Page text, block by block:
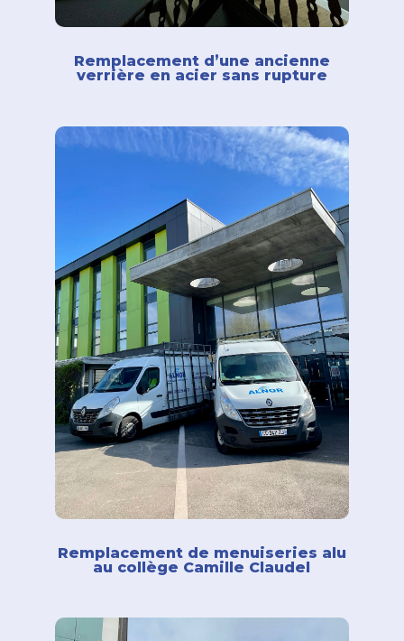
Remplacement d’une ancienne
verrière en acier sans rupture
Remplacement de menuiseries alu
au collège Camille Claudel